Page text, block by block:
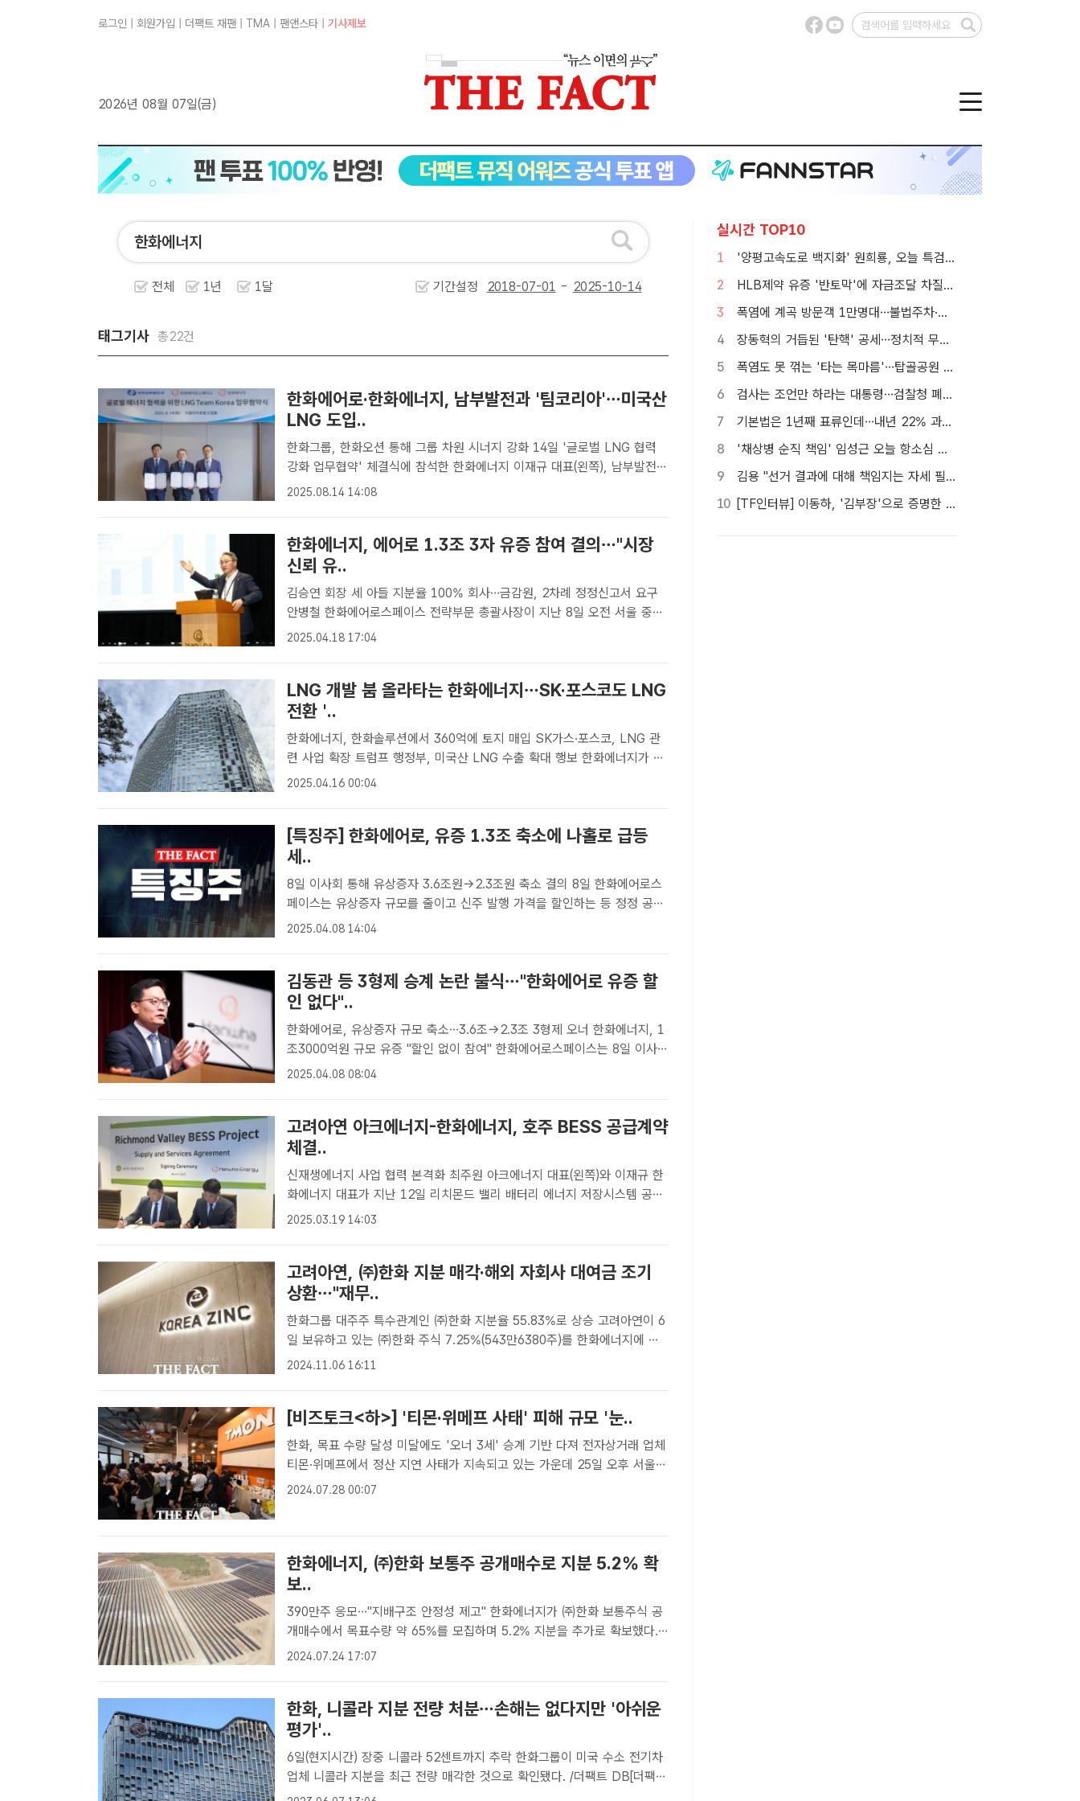
로그인 회원가입 더팩트 재팬 TMA 팬앤스타 기사제보
2026년 08월 07일(금)
전체 1년 1달 기간설정 -
태그기사 총22건
한화에어로·한화에너지, 남부발전과 '팀코리아'…미국산
LNG 도입..
한화그룹, 한화오션 통해 그룹 차원 시너지 강화 14일 '글로벌 LNG 협력
강화 업무협약' 체결식에 참석한 한화에너지 이재규 대표(왼쪽), 남부발전
김준동 사장(가운데), 한화에어로스페이스 손재일 대표(오른쪽). /한화그룹
2025.08.14 14:08
한화에너지, 에어로 1.3조 3자 유증 참여 결의…"시장
신뢰 유..
김승연 회장 세 아들 지분율 100% 회사…금감원, 2차례 정정신고서 요구
안병철 한화에어로스페이스 전략부문 총괄사장이 지난 8일 오전 서울 중구
한화빌딩에서 한화에어로 미래 비전 설명회를 열고 유상증자 논란에 대해
2025.04.18 17:04
LNG 개발 붐 올라타는 한화에너지…SK·포스코도 LNG
전환 '..
한화에너지, 한화솔루션에서 360억에 토지 매입 SK가스·포스코, LNG 관
련 사업 확장 트럼프 행정부, 미국산 LNG 수출 확대 행보 한화에너지가 액
화천연가스(LNG) 연료 전환에 나선다. /더팩트 DB[더팩트ㅣ장혜승 기자]
2025.04.16 00:04
[특징주] 한화에어로, 유증 1.3조 축소에 나홀로 급등
세..
8일 이사회 통해 유상증자 3.6조원→2.3조원 축소 결의 8일 한화에어로스
페이스는 유상증자 규모를 줄이고 신주 발행 가격을 할인하는 등 정정 공시
를 내면서 8%대 강세를 띠고 있다. /더팩트 DB[더팩트ㅣ이한림 기자] 한화
2025.04.08 14:04
김동관 등 3형제 승계 논란 불식…"한화에어로 유증 할
인 없다"..
한화에어로, 유상증자 규모 축소…3.6조→2.3조 3형제 오너 한화에너지, 1
조3000억원 규모 유증 "할인 없이 참여" 한화에어로스페이스는 8일 이사회
를 열어 유상증자 규모를 당초 계획했던 3조6000억원에서 2조3000억원으
2025.04.08 08:04
고려아연 아크에너지-한화에너지, 호주 BESS 공급계약
체결..
신재생에너지 사업 협력 본격화 최주원 아크에너지 대표(왼쪽)와 이재규 한
화에너지 대표가 지난 12일 리치몬드 밸리 배터리 에너지 저장시스템 공급
계약서에 서명을 하고 있다. /고려아연[더팩트ㅣ황지향 기자] 고려아연의 호
2025.03.19 14:03
고려아연, ㈜한화 지분 매각·해외 자회사 대여금 조기
상환…"재무..
한화그룹 대주주 특수관계인 ㈜한화 지분율 55.83%로 상승 고려아연이 6
일 보유하고 있는 ㈜한화 주식 7.25%(543만6380주)를 한화에너지에 전
량 매각한다고 밝혔다. /고려아연[더팩트ㅣ허주열 기자] 영풍·MBK 파트너
2024.11.06 16:11
[비즈토크<하>] '티몬·위메프 사태' 피해 규모 '눈..
한화, 목표 수량 달성 미달에도 '오너 3세' 승계 기반 다져 전자상거래 업체
티몬·위메프에서 정산 지연 사태가 지속되고 있는 가운데 25일 오후 서울
강남구 티몬 신사옥이 환불을 요구하는 피해자들로 붐비고 있다. /서예원 기
2024.07.28 00:07
한화에너지, ㈜한화 보통주 공개매수로 지분 5.2% 확
보..
390만주 응모…"지배구조 안정성 제고" 한화에너지가 ㈜한화 보통주식 공
개매수에서 목표수량 약 65%를 모집하며 5.2% 지분을 추가로 확보했다.
한화에너지가 2020년 11월 아마렌코 솔라에 매각한 태양광 발전소 전경. /
2024.07.24 17:07
한화, 니콜라 지분 전량 처분…손해는 없다지만 '아쉬운
평가'..
6일(현지시간) 장중 니콜라 52센트까지 추락 한화그룹이 미국 수소 전기차
업체 니콜라 지분을 최근 전량 매각한 것으로 확인됐다. /더팩트 DB[더팩트
｜윤정원 기자] 한화그룹이 미국 수소 전기차업체 니콜라 지분을 전량 매각
실시간 TOP10
1
'양평고속도로 백지화' 원희룡, 오늘 특검 2차 피의자 조사
2
HLB제약 유증 '반토막'에 자금조달 차질…R&D 줄이고 채무상환금 제외
3
폭염에 계곡 방문객 1만명대…불법주차·쓰레기는 골치
4
장동혁의 거듭된 '탄핵' 공세…정치적 무게감은 뚝
5
폭염도 못 꺾는 '타는 목마름'…탑골공원 아리수 냉장고 가보니
6
검사는 조언만 하라는 대통령…검찰청 폐지 앞둔 합수본 '딜레마'
7
기본법은 1년째 표류인데…내년 22% 과세 강행, 가상자산 투자자 반발 확산
8
'채상병 순직 책임' 임성근 오늘 항소심 선고…1심 징역 3년
9
김용 "선거 결과에 대해 책임지는 자세 필요해"…정청래 정조준
10
[TF인터뷰] 이동하, '김부장'으로 증명한 연기 열정